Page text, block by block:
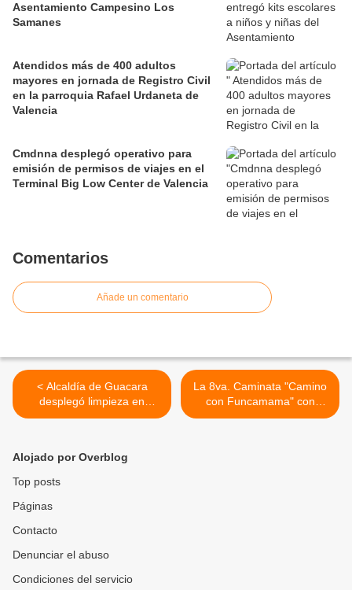
Asentamiento Campesino Los
Samanes
Atendidos más de 400 adultos
mayores en jornada de Registro Civil
en la parroquia Rafael Urdaneta de
Valencia
Cmdnna desplegó operativo para
emisión de permisos de viajes en el
Terminal Big Low Center de Valencia
Comentarios
Añade un comentario
< Alcaldía de Guacara
desplegó limpieza en
camposantos del sector El
La 8va. Caminata "Camino
con Funcamama" con
inscripciones abierta para la
Alojado por Overblog
Top posts
Páginas
Contacto
Denunciar el abuso
Condiciones del servicio